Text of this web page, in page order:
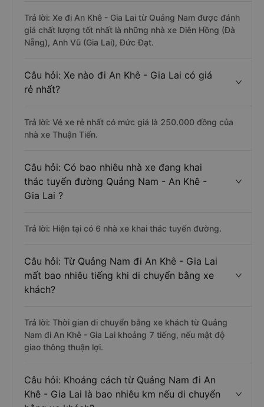
Trả lời: Xe đi An Khê - Gia Lai từ Quảng Nam được đánh
giá chất lượng tốt nhất là những nhà xe Diên Hồng (Đà
Nẵng), Anh Vũ (Gia Lai), Đức Đạt.
Câu hỏi: Xe nào đi An Khê - Gia Lai có giá
rẻ nhất?
Trả lời: Vé xe rẻ nhất có mức giá là 250.000 đồng của
nhà xe Thuận Tiến.
Câu hỏi: Có bao nhiêu nhà xe đang khai
thác tuyến đường Quảng Nam - An Khê -
Gia Lai ?
Trả lời: Hiện tại có 6 nhà xe khai thác tuyến đường.
Câu hỏi: Từ Quảng Nam đi An Khê - Gia Lai
mất bao nhiêu tiếng khi di chuyển bằng xe
khách?
Trả lời: Thời gian di chuyển bằng xe khách từ Quảng
Nam đi An Khê - Gia Lai khoảng 7 tiếng, nếu mật độ
giao thông thuận lợi.
Câu hỏi: Khoảng cách từ Quảng Nam đi An
Khê - Gia Lai là bao nhiêu km nếu di chuyển